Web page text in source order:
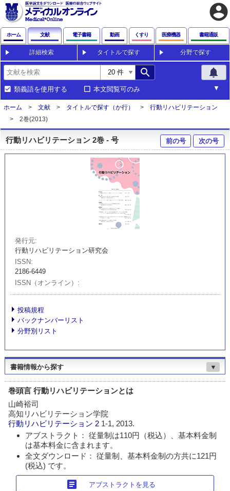
account_circle
ホーム 文献 電子書籍 動画 くすり 医療機器 書籍通販
詳細検索 タイトルで探す 分野で探す
search notifications
類義語を使用する 本文閲覧可のみ
ホーム 文献 タイトルで探す（か行）
行動リハビリテーション
2巻(2013)
行動リハビリテーション 2巻 - 号 前の号 次の号
発行元
行動リハビリテーション研究会
ISSN
2186-6449
ISSN（オンライン）
投稿規程
バックナンバーリスト
分野別リスト
書籍情報から探す ▼
巻頭言 行動リハビリテーションとは
山崎裕司
高知リハビリテーション学院
行動リハビリテーション 2 1-1, 2013.
アブストラクト： 従量制は110円（税込）、基本料金制
は基本料金に含まれます。
全文ダウンロード： 従量制、基本料金制の方共に121円
(税込) です。
article アブストラクトを見る